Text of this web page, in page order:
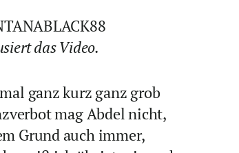
das Video.
ganz kurz ganz grob
mag Abdel nicht,
Grund auch immer,